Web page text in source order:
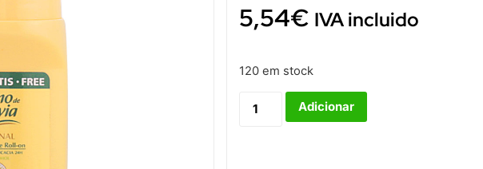
5,54€ IVA incluido
120 em stock
Adicionar